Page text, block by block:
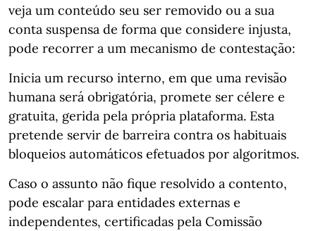
veja um conteúdo seu ser removido ou a sua
conta suspensa de forma que considere injusta,
pode recorrer a um mecanismo de contestação:
Inicia um recurso interno, em que uma revisão
humana será obrigatória, promete ser célere e
gratuita, gerida pela própria plataforma. Esta
pretende servir de barreira contra os habituais
bloqueios automáticos efetuados por algoritmos.
Caso o assunto não fique resolvido a contento,
pode escalar para entidades externas e
independentes, certificadas pela Comissão